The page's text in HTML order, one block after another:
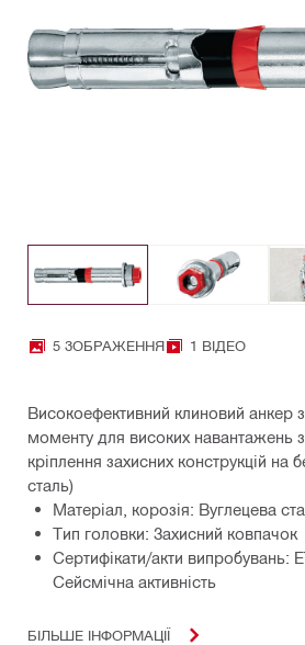
5 ЗОБРАЖЕННЯ 1 ВІДЕО
Високоефективний клиновий анкер
моменту для високих навантажень
кріплення захисних конструкцій на
сталь)
Матеріал, корозія: Вуглецева
Тип головки: Захисний ковпачок
Сертифікати/акти випробувань:
Сейсмічна активність
БІЛЬШЕ ІНФОРМАЦІЇ